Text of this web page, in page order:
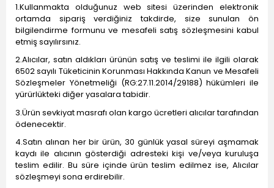
1.Kullanmakta olduğunuz web sitesi üzerinden elektronik
ortamda sipariş verdiğiniz takdirde, size sunulan ön
bilgilendirme formunu ve mesafeli satış sözleşmesini kabul
etmiş sayılırsınız.
2.Alıcılar, satın aldıkları ürünün satış ve teslimi ile ilgili olarak
6502 sayılı Tüketicinin Korunması Hakkında Kanun ve Mesafeli
Sözleşmeler Yönetmeliği (RG:27.11.2014/29188) hükümleri ile
yürürlükteki diğer yasalara tabidir.
3.Ürün sevkiyat masrafı olan kargo ücretleri alıcılar tarafından
ödenecektir.
4.Satın alınan her bir ürün, 30 günlük yasal süreyi aşmamak
kaydı ile alıcının gösterdiği adresteki kişi ve/veya kuruluşa
teslim edilir. Bu süre içinde ürün teslim edilmez ise, Alıcılar
sözleşmeyi sona erdirebilir.